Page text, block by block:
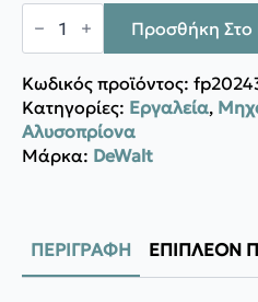
DeWalt
ΣΕΤ
XR
FLEXVOLT
54V
-
DCMCS574X1-
QW
Προσθήκη Στο
Κωδικός προϊόντος:
Κατηγορίες: Εργαλεία,
Αλυσοπρίονα
Μάρκα: DeWalt
ΠΕΡΙΓΡΑΦΉ ΕΠΙΠΛΈΟΝ